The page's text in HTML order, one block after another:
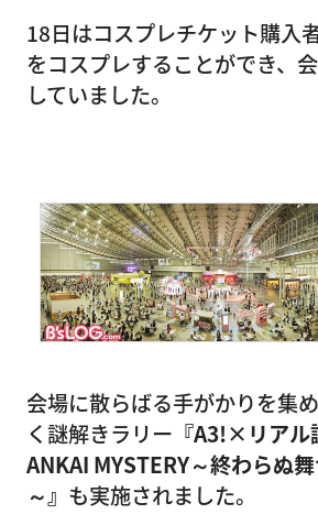
18日はコスプレチケット購入
をコスプレすることができ、
していました。
会場に散らばる手がかりを集
く謎解きラリー 『A3!×リアル
ANKAI MYSTERY～終わらぬ
～』 も実施されました。